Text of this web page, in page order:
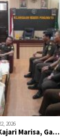
2026
Marisa, Ga…